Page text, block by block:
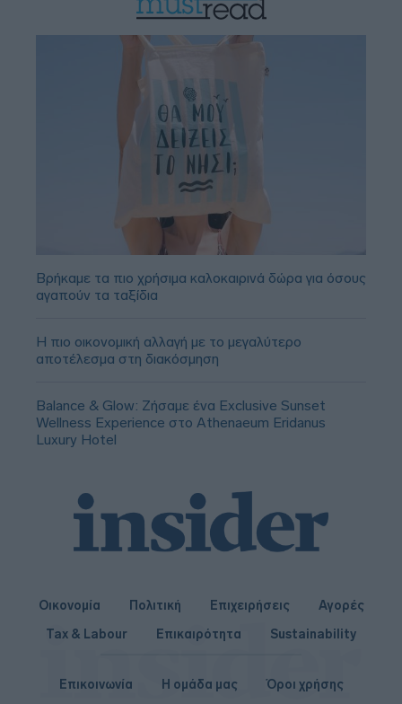
Βρήκαμε τα πιο χρήσιμα καλοκαιρινά δώρα για όσους
αγαπούν τα ταξίδια
Η πιο οικονομική αλλαγή με το μεγαλύτερο
αποτέλεσμα στη διακόσμηση
Balance & Glow: Ζήσαμε ένα Exclusive Sunset
Wellness Experience στο Athenaeum Eridanus
Luxury Hotel
Οικονομία Πολιτική Επιχειρήσεις
Αγορές
Tax & Labour
Επικαιρότητα Sustainability
Επικοινωνία Η ομάδα μας Όροι χρήσης